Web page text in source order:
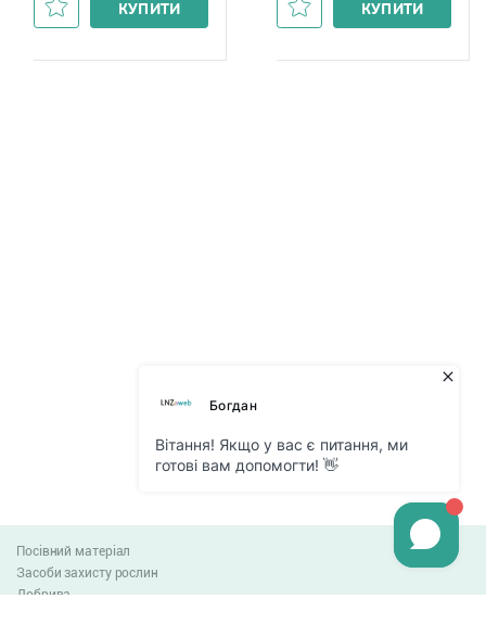
КУПИТИ КУПИТИ
Посівний матеріал
Засоби захисту рослин
Добрива